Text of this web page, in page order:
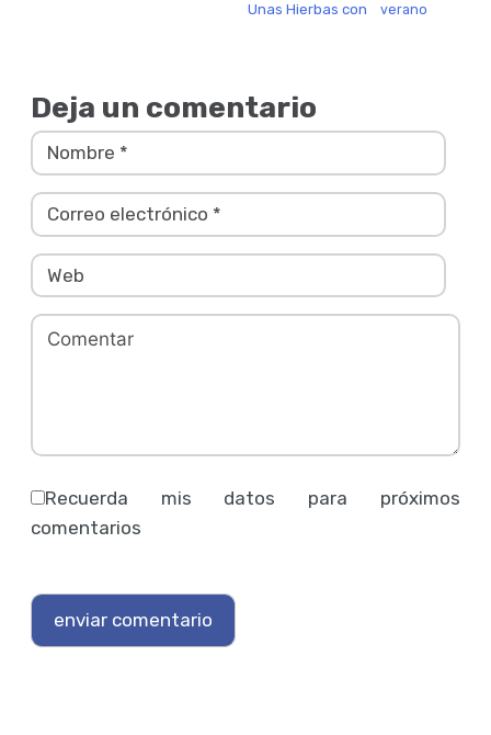
Unas Hierbas con verano
Deja un comentario
Recuerda mis datos para próximos
comentarios